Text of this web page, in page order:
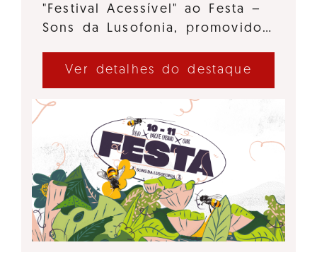
"Festival Acessível" ao Festa –
Sons da Lusofonia, promovido…
Ver detalhes do destaque